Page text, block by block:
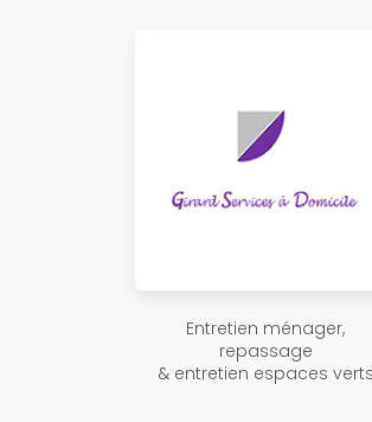
Entretien ménager,
repassage
& entretien espaces verts